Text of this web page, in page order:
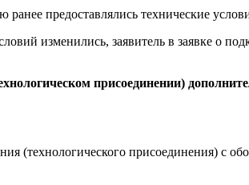
предоставлялись технические
изменились, заявитель в заявке о
присоединении)
(технологического присоединения) с